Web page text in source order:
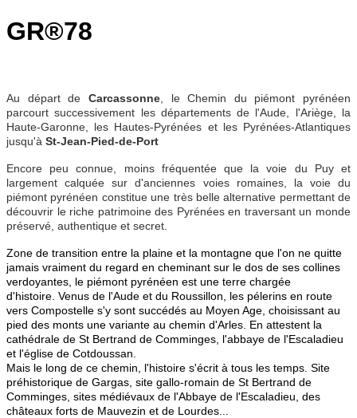
GR®78
Au départ de Carcassonne, le Chemin du piémont pyrénéen
parcourt successivement les départements de l'Aude, l'Ariège, la
Haute-Garonne, les Hautes-Pyrénées et les Pyrénées-Atlantiques
jusqu'à St-Jean-Pied-de-Port
Encore peu connue, moins fréquentée que la voie du Puy et
largement calquée sur d'anciennes voies romaines, la voie du
piémont pyrénéen constitue une très belle alternative permettant de
découvrir le riche patrimoine des Pyrénées en traversant un monde
préservé, authentique et secret.
Zone de transition entre la plaine et la montagne que l'on ne quitte
jamais vraiment du regard en cheminant sur le dos de ses collines
verdoyantes, le piémont pyrénéen est une terre chargée
d'histoire. Venus de l'Aude et du Roussillon, les pélerins en route
vers Compostelle s'y sont succédés au Moyen Age, choisissant au
pied des monts une variante au chemin d'Arles. En attestent la
cathédrale de St Bertrand de Comminges, l'abbaye de l'Escaladieu
et l'église de Cotdoussan.
Mais le long de ce chemin, l'histoire s'écrit à tous les temps. Site
préhistorique de Gargas, site gallo-romain de St Bertrand de
Comminges, sites médiévaux de l'Abbaye de l'Escaladieu, des
châteaux forts de Mauvezin et de Lourdes...